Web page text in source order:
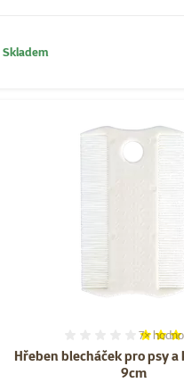
Skladem
4
Hřeben blecháček pro psy a
9cm
7×